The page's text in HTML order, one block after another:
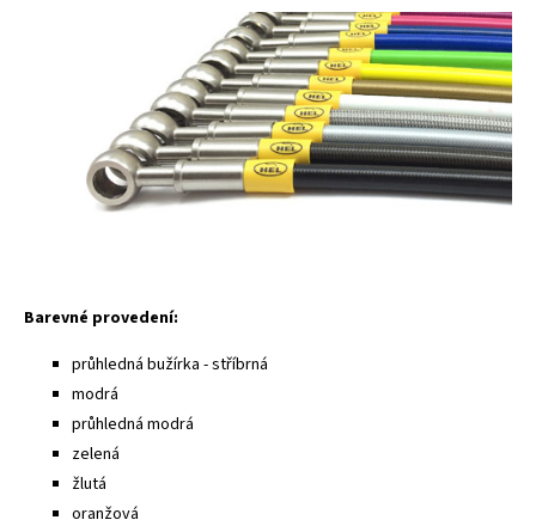
Barevné provedení:
průhledná bužírka - stříbrná
modrá
průhledná modrá
zelená
žlutá
oranžová